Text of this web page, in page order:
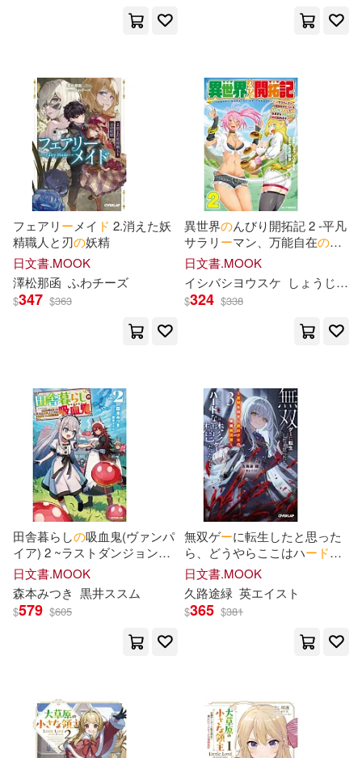
ケイ・エム・プロデュース(50)
abec(43) 深山フギン(32)
チェリーズ(28) 佐藤真登(27)
じゅうあみ(22) 別天荒人(20)
古橋秀之(20) 堀越耕平(20)
柊咲(16)
アリスJAPAN公式E-book(15)
川田暁生(14) 比村奇石(14)
TYPE-MOON(13)
大森藤ノ(13) ざっぽん(12)
オカヤド(12)
グローバルメディアエンタテイン
プレステージ出版（写真集）(11)
展開
出版社 (可複選)
台灣角川(253)
オーバーラップ(157)
東立(84) MTEX(76)
青文(72) TMEplus(49)
SONY MUSIC(29)
KADOKAWA(26)
ライセンスエージェント(24)
SECRET MUSIC(18)
ペンギンパレード(16)
YAMABUKI(15)
TOブックス コロナ・コミックス(1
配送方式
可海外宅配(797)
可港澳店取(763)
可新加坡店取(750)
可菲律賓店取(767)
本週上市新品(3)
フェアリ ー メイ ド 2.消えた妖
精職人と刃の妖精
日文書.MOOK
澤松那函 ふわチーズ
$347 $363
異世界のんびり開拓記 2 -平凡
サラリ ーマン、万能自在のビ
ルド&クラフトスキルで、気
ままなス
ライフ開拓始め
ます!-
日文書.MOOK
イシバシヨウスケ しょうじひでまさ
$324 $338
田舎暮らしの吸血鬼(ヴァンパ
イア) 2 ~ラストダンジョン前
の村に生まれた転生吸血鬼さ
んの気ままな異世界ス
イフ~
日文書.MOOK
森本みつき 黒井ススム
$579 $605
無双ゲーに転生したと思った
ら、どうやらここはハー ドな
鬱ゲー だったらしい 3 ~聖剣
を抱きし最凶少女
譚~
日文書.MOOK
久路途緑 英エイスト
$365 $381